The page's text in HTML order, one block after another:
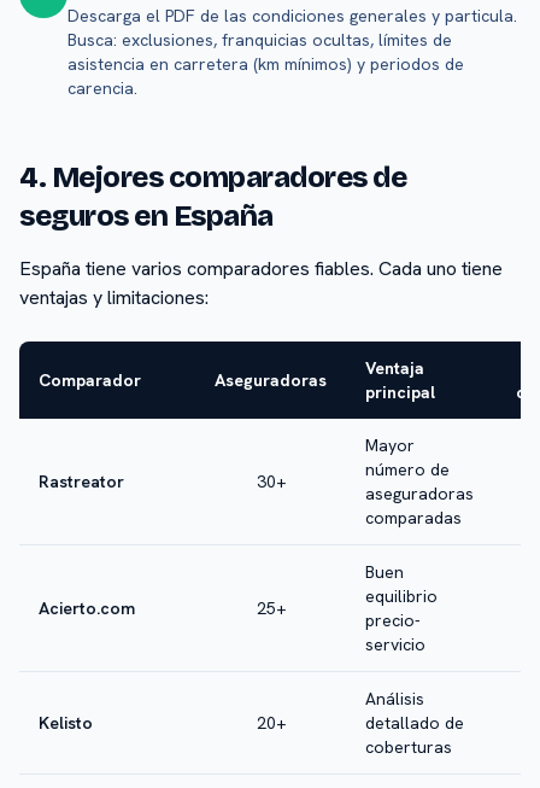
Descarga el PDF de las condiciones generales y particula.
Busca: exclusiones, franquicias ocultas, límites de
asistencia en carretera (km mínimos) y periodos de
carencia.
4. Mejores comparadores de
seguros en España
España tiene varios comparadores fiables. Cada uno tiene
ventajas y limitaciones:
Comparador Aseguradoras
Ventaja
principal
Rastreator 30+
Mayor
número de
aseguradoras
comparadas
Acierto.com 25+
Buen
equilibrio
precio-
servicio
Kelisto 20+
Análisis
detallado de
coberturas